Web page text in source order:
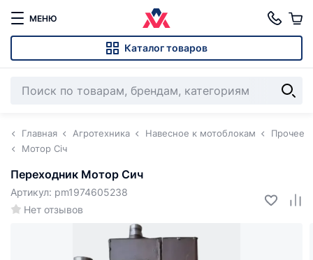
МЕНЮ
Каталог товаров
Главная Агротехника Навесное к мотоблокам
Прочее
Мотор Січ
Переходник Мотор Сич
Нет отзывов
Артикул: pm1974605238